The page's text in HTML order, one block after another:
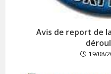
Avis de report de
19/08/